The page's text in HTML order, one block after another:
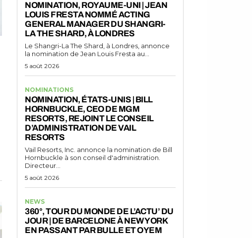
NOMINATION, ROYAUME-UNI | JEAN
LOUIS FRESTA NOMMÉ ACTING
GENERAL MANAGER DU SHANGRI-
LA THE SHARD, À LONDRES
Le Shangri-La The Shard, à Londres, annonce
la nomination de Jean Louis Fresta au...
5 août 2026
NOMINATIONS
NOMINATION, ÉTATS-UNIS | BILL
HORNBUCKLE, CEO DE MGM
RESORTS, REJOINT LE CONSEIL
D’ADMINISTRATION DE VAIL
RESORTS
Vail Resorts, Inc. annonce la nomination de Bill
Hornbuckle à son conseil d'administration.
Directeur...
5 août 2026
NEWS
360°, TOUR DU MONDE DE L’ACTU’ DU
JOUR | DE BARCELONE À NEW YORK
EN PASSANT PAR BULLE ET OYEM